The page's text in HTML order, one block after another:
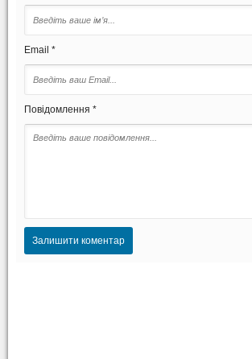
Email *
Повідомлення *